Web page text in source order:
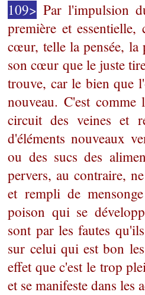
109> Par l'impulsion
première et
cœur, telle la pensée, la
son cœur que le juste
trouve, car le bien que
nouveau. C'est
circuit des veines et
d'éléments nouveaux
ou des sucs des
pervers, au contraire,
et rempli de
poison qui se
sont par les fautes
sur celui qui est bon
effet que c'est le trop
et se manifeste dans les